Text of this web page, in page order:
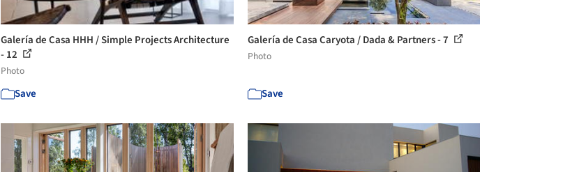
Galería de Casa HHH / Simple Projects Architecture
- 12
Photo
Save
Galería de Casa Caryota / Dada & Partners - 7
Photo
Save